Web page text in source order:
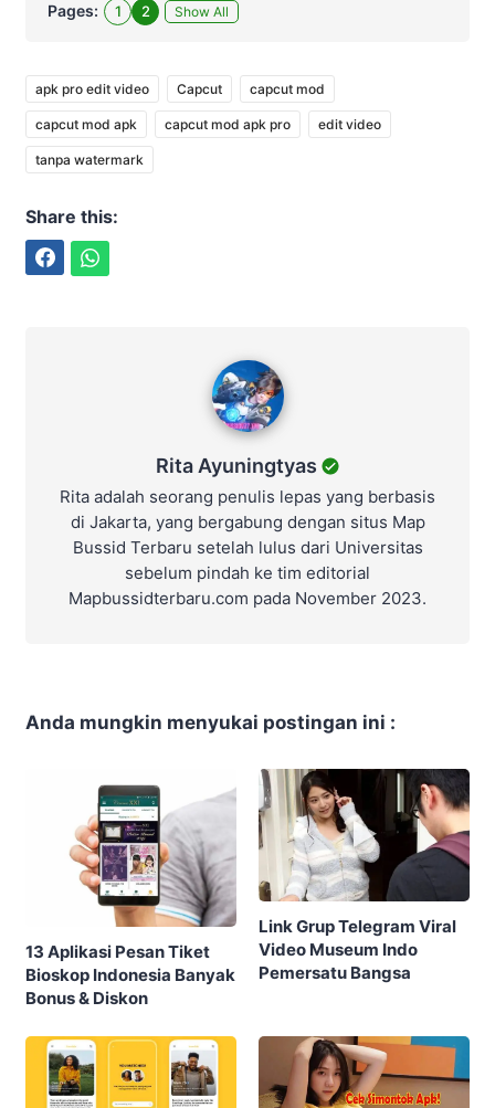
Pages: 1 2 Show All
apk pro edit video Capcut capcut mod
capcut mod apk capcut mod apk pro edit video
tanpa watermark
Share this:
Rita Ayuningtyas
Rita adalah seorang penulis lepas yang berbasis
di Jakarta, yang bergabung dengan situs Map
Bussid Terbaru setelah lulus dari Universitas
sebelum pindah ke tim editorial
Mapbussidterbaru.com pada November 2023.
Anda mungkin menyukai postingan ini :
13 Aplikasi Pesan Tiket
Bioskop Indonesia Banyak
Bonus & Diskon
Link Grup Telegram Viral
Video Museum Indo
Pemersatu Bangsa